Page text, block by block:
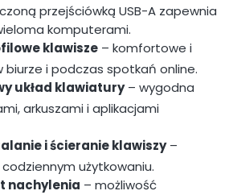
przejściówką USB-A zapewnia
komputerami.
klawisze – komfortowe i
biurze i podczas spotkań online.
układ klawiatury– wygodna
arkuszami i aplikacjami
i ścieranie klawiszy–
użytkowaniu.
nachylenia – możliwość